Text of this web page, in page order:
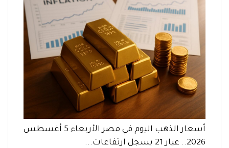
أسعار الذهب اليوم في مصر الأربعاء 5 أغسطس
2026.. عيار 21 يسجل ارتفاعات...